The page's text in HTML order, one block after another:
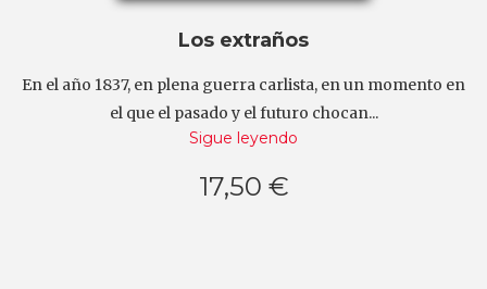
Los extraños
En el año 1837, en plena guerra carlista, en un momento en
el que el pasado y el futuro chocan...
Sigue leyendo
17,50 €